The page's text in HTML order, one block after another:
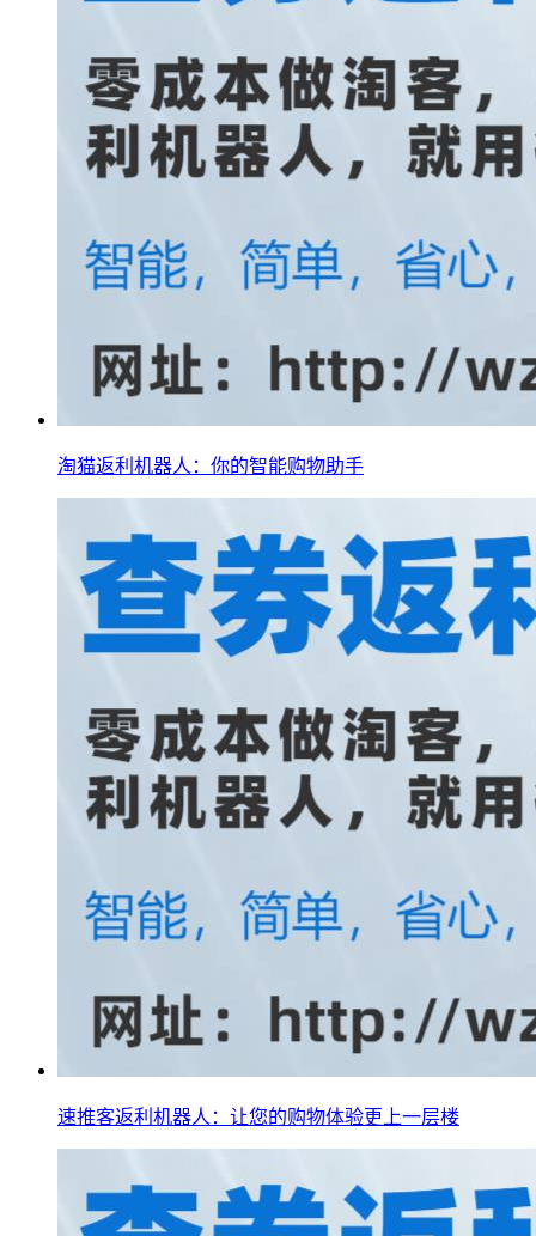
淘猫返利机器人：你的智能购物助手
速推客返利机器人：让您的购物体验更上一层楼